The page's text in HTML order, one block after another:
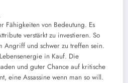
Fähigkeiten von Bedeutung. Es
verstärkt zu investieren. So
Angriff und schwer zu treffen sein.
in Kauf. Die
und guter Chance auf kritische
eine Assassine wenn man so will.